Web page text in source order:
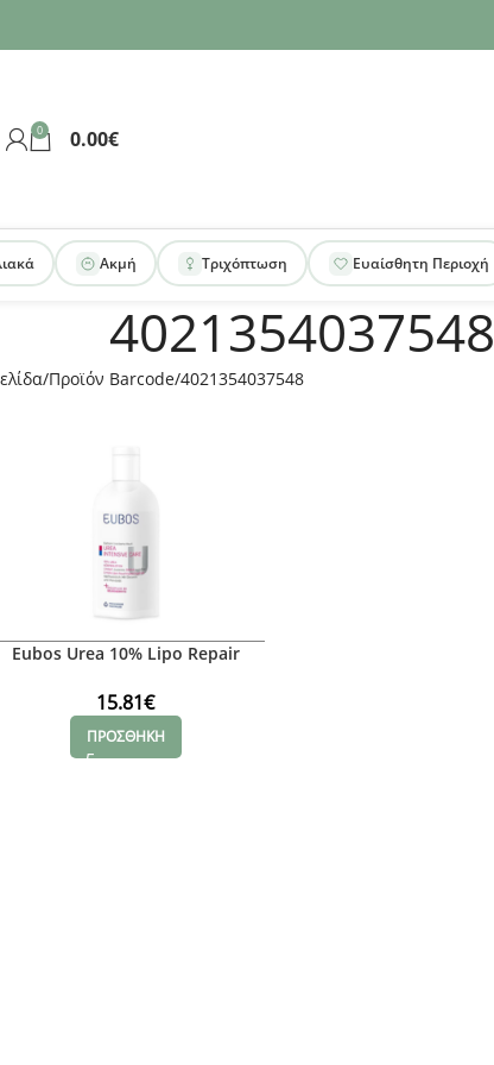
0 0.00€
Ακμή Τριχόπτωση Ευαίσθητη Περιοχή
4021354037548
Προϊόν Barcode 4021354037548
Eubos Urea 10% Lipo Repair
15.81€
ΠΡΟΣΘΗΚΗ